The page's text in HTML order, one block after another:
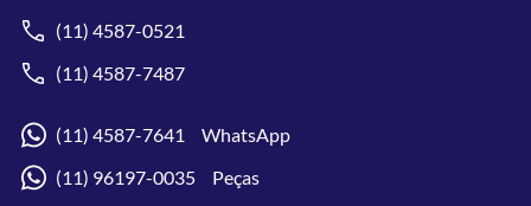
(11) 4587-0521
(11) 4587-7487
(11) 4587-7641 WhatsApp
(11) 96197-0035 Peças